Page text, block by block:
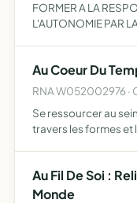
FORMER A LA
L'AUTONOMIE PAR
DEMOCRATIQUE.
Au Coeur Du
RNA W052002976 ·
Se ressourcer au
travers les formes
Au Fil De Soi :
Monde